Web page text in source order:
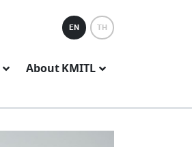
EN TH
About KMITL